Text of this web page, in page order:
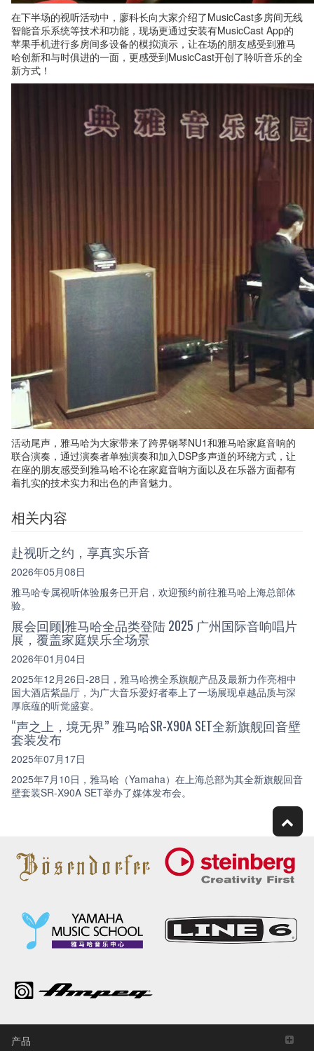
在下半场的视听活动中，廖科长向大家介绍了MusicCast多房间无线
智能音乐系统等技术和功能，现场更通过安装有MusicCast App的
苹果手机进行多房间多设备的模拟演示，让在场的朋友感受到雅马
哈创新和与时俱进的一面，更感受到MusicCast开创了聆听音乐的全
新方式！
活动尾声，雅马哈为大家带来了跨界钢琴NU1和雅马哈家庭音响的
联合演奏，通过演奏者单独演奏和加入DSP多声道的环绕方式，让
在座的朋友感受到雅马哈不论在家庭音响方面以及在乐器方面都有
着扎实的技术实力和出色的声音魅力。
相关内容
赴视听之约，享真实乐音
2026年05月08日
雅马哈专属视听体验服务已开启，欢迎预约前往雅马哈上海总部体
验。
展会回顾|雅马哈全品类登陆 2025 广州国际音响唱片
展，覆盖家庭娱乐全场景
2026年01月04日
2025年12月26日-28日，雅马哈携全系旗舰产品及最新力作亮相中
国大酒店紫晶厅，为广大音乐爱好者奉上了一场展现卓越品质与深
厚底蕴的听觉盛宴。
“声之上，境无界” 雅马哈SR-X90A SET全新旗舰回音壁
套装发布
2025年07月17日
2025年7月10日，雅马哈（Yamaha）在上海总部为其全新旗舰回音
壁套装SR-X90A SET举办了媒体发布会。
产品